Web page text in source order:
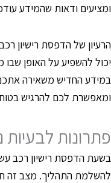
ודאות שהמידע
של הדפסת רישיון
להשפיע על האופן שבו
החדיש משאירה
לכם להרגיש
הדפסת רישיון רכב
התהליך. מצב זה